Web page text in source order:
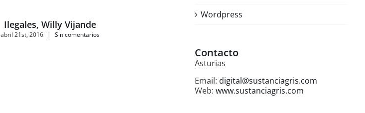
Ilegales, Willy Vijande
abril 21st, 2016 | Sin comentarios
Wordpress
Contacto
Asturias
Email: digital@sustanciagris.com
Web:www.sustanciagris.com